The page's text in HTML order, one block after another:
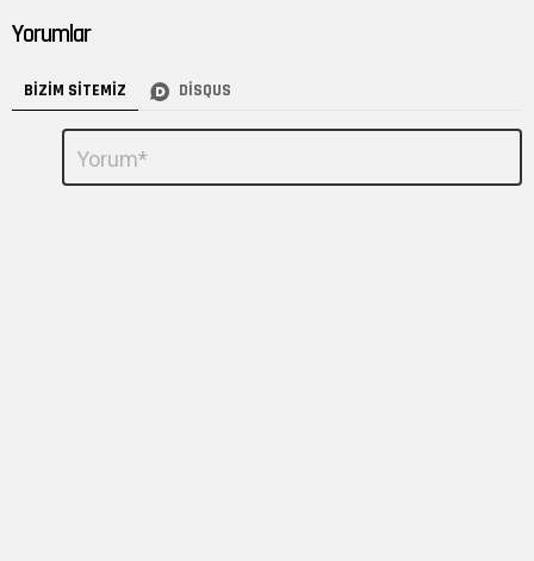
Yorumlar
BIZIM SITEMIZ DISQUS
Yorum